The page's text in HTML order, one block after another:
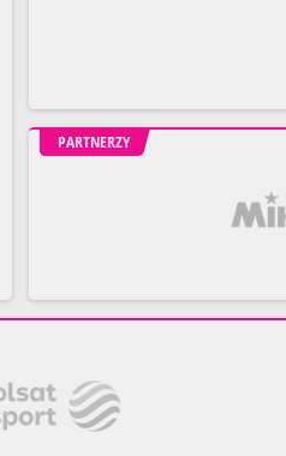
PARTNERZY